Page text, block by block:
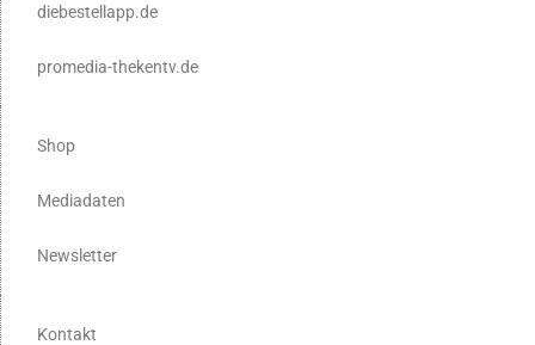
diebestellapp.de
promedia-thekentv.de
Shop
Mediadaten
Newsletter
Kontakt